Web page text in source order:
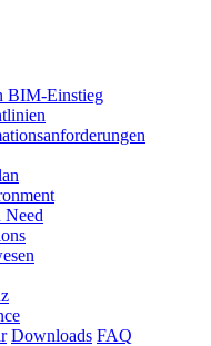
BIM-Einstieg
Downloads FAQ